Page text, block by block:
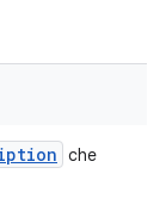
che